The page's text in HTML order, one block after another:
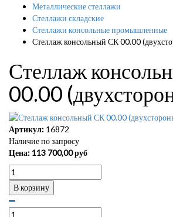
Металлические стеллажи
Стеллажи складские
Стеллажи консольные промышленные
Стеллаж консольный СК 00.00
Стеллаж
00.00
Артикул: 16872
Наличие по запросу
Цена: 113 700,00руб
В корзину